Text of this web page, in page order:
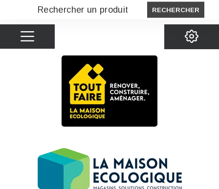
RECHERCHER